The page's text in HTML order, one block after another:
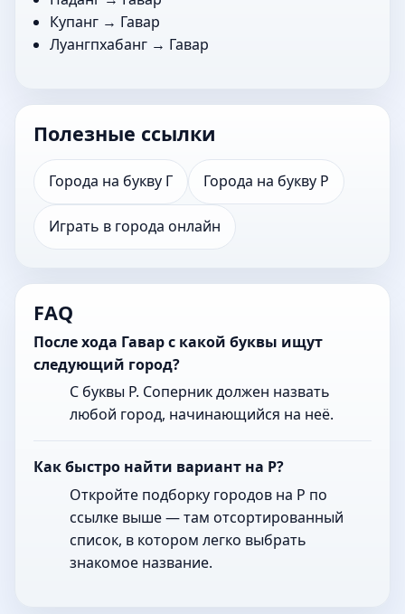
Купанг → Гавар
Луангпхабанг → Гавар
Полезные ссылки
Города на букву Г Города на букву Р
Играть в города онлайн
FAQ
После хода Гавар с какой буквы ищут
следующий город?
С буквы Р. Соперник должен назвать
любой город, начинающийся на неё.
Как быстро найти вариант на Р?
Откройте подборку городов на Р по
ссылке выше — там отсортированный
список, в котором легко выбрать
знакомое название.